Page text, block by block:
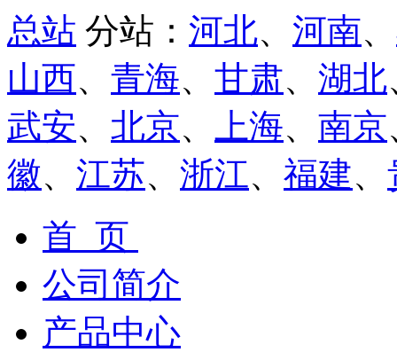
总站 分站： 河北、 河南、
山西、 青海、 甘肃、 湖北
武安、 北京、 上海、 南京
徽、 江苏、 浙江、 福建、
首 页
公司简介
产品中心